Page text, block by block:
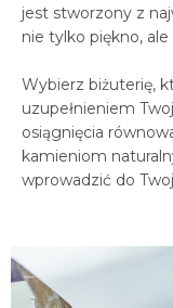
jest stworzony z
nie tylko piękno,
Wybierz biżuterię,
uzupełnieniem
osiągnięcia
kamieniom
wprowadzić do